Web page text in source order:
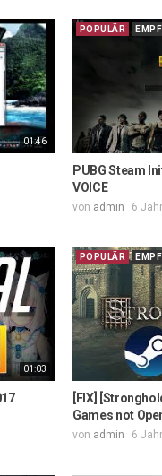
01:46
POPULÄR
PUBG Steam
VOICE
von admin 6
01:03
POPULÄR
[FIX]
Games not
von admin 6